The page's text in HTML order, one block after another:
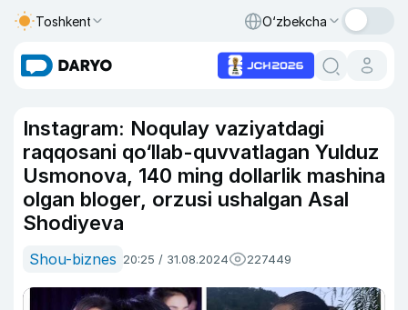
Toshkent O‘zbekcha
Instagram: Noqulay vaziyatdagi
raqqosani qo‘llab-quvvatlagan Yulduz
Usmonova, 140 ming dollarlik mashina
olgan bloger, orzusi ushalgan Asal
Shodiyeva
Shou-biznes 20:25 / 31.08.2024 227449